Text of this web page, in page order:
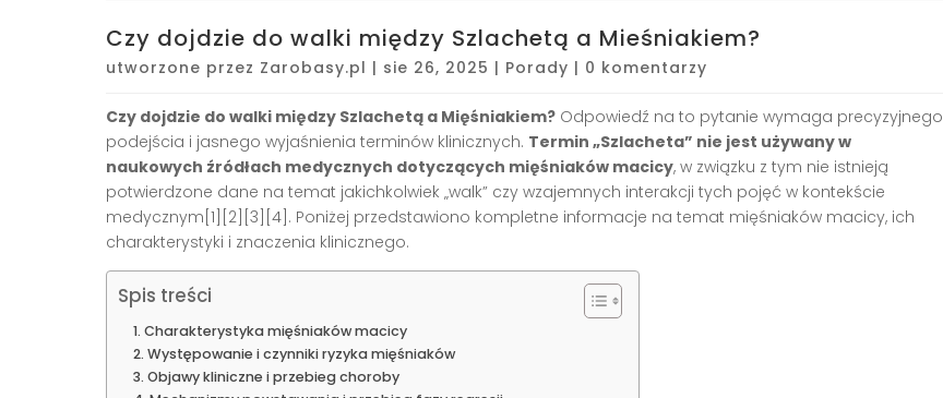
Czy dojdzie do walki między Szlachetą a Mieśniakiem?
utworzone przez Zarobasy.pl | sie 26, 2025 | Porady | 0 komentarzy
Czy dojdzie do walki między Szlachetą a Mięśniakiem? Odpowiedź na to pytanie wymaga precyzyjnego
podejścia i jasnego wyjaśnienia terminów klinicznych. Termin „Szlacheta” nie jest używany w
naukowych źródłach medycznych dotyczących mięśniaków macicy, w związku z tym nie istnieją
potwierdzone dane na temat jakichkolwiek „walk” czy wzajemnych interakcji tych pojęć w kontekście
medycznym[1][2][3][4]. Poniżej przedstawiono kompletne informacje na temat mięśniaków macicy, ich
charakterystyki i znaczenia klinicznego.
Spis treści
Charakterystyka mięśniaków macicy
Występowanie i czynniki ryzyka mięśniaków
Objawy kliniczne i przebieg choroby